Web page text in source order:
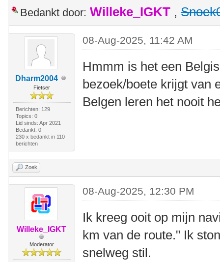
Bedankt door: Willeke_IGKT ,
Dharm2004
Fietser
Berichten: 129
Topics: 0
Lid sinds: Apr 2021
Bedankt: 0
230 x bedankt in 110
berichten
08-Aug-2025, 11:42 AM
Hmmm is het een
bezoek/boete krijgt van
Belgen leren het nooit
Zoek
Willeke_IGKT
Moderator
08-Aug-2025, 12:30 PM
Ik kreeg ooit op mijn
km van de route." Ik
snelweg stil.